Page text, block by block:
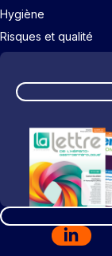
Hygiène
Risques et qualité